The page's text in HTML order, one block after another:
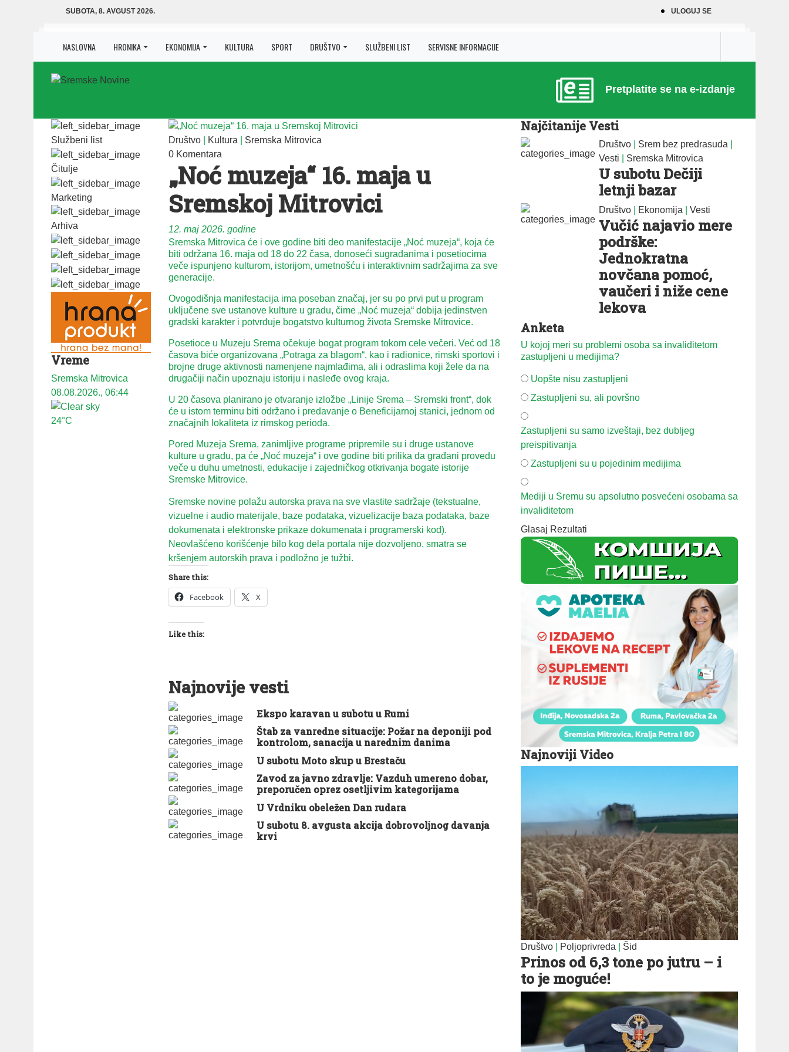
SUBOTA, 8. AVGUST 2026. ULOGUJ SE
NASLOVNA HRONIKA EKONOMIJA KULTURA SPORT DRUŠTVO SLUŽBENI LIST SERVISNE INFORMACIJE
Pretplatite se na e-izdanje
Službeni list
Čitulje
Marketing
Arhiva
Vreme
Sremska Mitrovica
08.08.2026., 06:44
24°C
Društvo Kultura
Sremska Mitrovica
0 Komentara
„Noć muzeja“ 16. maja u
Sremskoj Mitrovici
12. maj 2026. godine
Sremska Mitrovica će i ove godine biti deo manifestacije „Noć muzeja“, koja će
biti održana 16. maja od 18 do 22 časa, donoseći sugrađanima i posetiocima
veče ispunjeno kulturom, istorijom, umetnošću i interaktivnim sadržajima za sve
generacije.
Ovogodišnja manifestacija ima poseban značaj, jer su po prvi put u program
uključene sve ustanove kulture u gradu, čime „Noć muzeja“ dobija jedinstven
gradski karakter i potvrđuje bogatstvo kulturnog života Sremske Mitrovice.
Posetioce u Muzeju Srema očekuje bogat program tokom cele večeri. Već od 18
časova biće organizovana „Potraga za blagom“, kao i radionice, rimski sportovi i
brojne druge aktivnosti namenjene najmlađima, ali i odraslima koji žele da na
drugačiji način upoznaju istoriju i nasleđe ovog kraja.
U 20 časova planirano je otvaranje izložbe „Linije Srema – Sremski front“, dok
će u istom terminu biti održano i predavanje o Beneficijarnoj stanici, jednom od
značajnih lokaliteta iz rimskog perioda.
Pored Muzeja Srema, zanimljive programe pripremile su i druge ustanove
kulture u gradu, pa će „Noć muzeja“ i ove godine biti prilika da građani provedu
veče u duhu umetnosti, edukacije i zajedničkog otkrivanja bogate istorije
Sremske Mitrovice.
Sremske novine polažu autorska prava na sve vlastite sadržaje (tekstualne,
vizuelne i audio materijale, baze podataka, vizuelizacije baza podataka, baze
dokumenata i elektronske prikaze dokumenata i programerski kod).
Neovlašćeno korišćenje bilo kog dela portala nije dozvoljeno, smatra se
kršenjem autorskih prava i podložno je tužbi.
Share this:
Facebook X
Like this:
Najnovije vesti
Ekspo karavan u subotu u Rumi
Štab za vanredne situacije: Požar na deponiji pod
kontrolom, sanacija u narednim danima
U subotu Moto skup u Brestaču
Zavod za javno zdravlje: Vazduh umereno dobar,
preporučen oprez osetljivim kategorijama
U Vrdniku obeležen Dan rudara
U subotu 8. avgusta akcija dobrovoljnog davanja
krvi
Najčitanije Vesti
Društvo Srem bez predrasuda
Vesti
Sremska Mitrovica
U subotu Dečiji
letnji bazar
Društvo Ekonomija |Vesti
Vučić najavio mere
podrške:
Jednokratna
novčana pomoć,
vaučeri i niže cene
lekova
Anketa
U kojoj meri su problemi osoba sa invaliditetom
zastupljeni u medijima?
Uopšte nisu zastupljeni
Zastupljeni su, ali površno
Zastupljeni su samo izveštaji, bez dubljeg
preispitivanja
Zastupljeni su u pojedinim medijima
Mediji u Sremu su apsolutno posvećeni osobama sa
invaliditetom
Glasaj Rezultati
Najnoviji Video
Društvo Poljoprivreda Šid
Prinos od 6,3 tone po jutru – i
to je moguće!